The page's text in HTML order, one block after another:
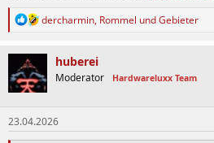
R
k
i
o
n
e
n
dercharmin, Rommel undGebieter
huberei
Moderator Hardwareluxx Team
23.04.2026